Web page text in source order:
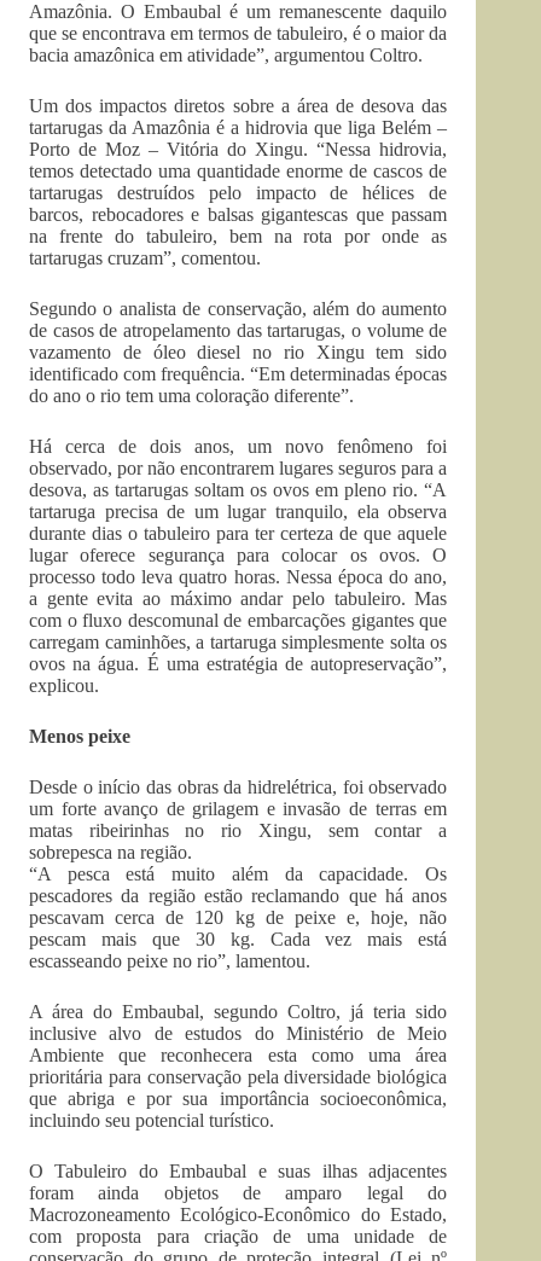
Amazônia. O Embaubal é um remanescente daquilo
que se encontrava em termos de tabuleiro, é o maior da
bacia amazônica em atividade”, argumentou Coltro.
Um dos impactos diretos sobre a área de desova das
tartarugas da Amazônia é a hidrovia que liga Belém –
Porto de Moz – Vitória do Xingu. “Nessa hidrovia,
temos detectado uma quantidade enorme de cascos de
tartarugas destruídos pelo impacto de hélices de
barcos, rebocadores e balsas gigantescas que passam
na frente do tabuleiro, bem na rota por onde as
tartarugas cruzam”, comentou.
Segundo o analista de conservação, além do aumento
de casos de atropelamento das tartarugas, o volume de
vazamento de óleo diesel no rio Xingu tem sido
identificado com frequência. “Em determinadas épocas
do ano o rio tem uma coloração diferente”.
Há cerca de dois anos, um novo fenômeno foi
observado, por não encontrarem lugares seguros para a
desova, as tartarugas soltam os ovos em pleno rio. “A
tartaruga precisa de um lugar tranquilo, ela observa
durante dias o tabuleiro para ter certeza de que aquele
lugar oferece segurança para colocar os ovos. O
processo todo leva quatro horas. Nessa época do ano,
a gente evita ao máximo andar pelo tabuleiro. Mas
com o fluxo descomunal de embarcações gigantes que
carregam caminhões, a tartaruga simplesmente solta os
ovos na água. É uma estratégia de autopreservação”,
explicou.
Menos peixe
Desde o início das obras da hidrelétrica, foi observado
um forte avanço de grilagem e invasão de terras em
matas ribeirinhas no rio Xingu, sem contar a
sobrepesca na região.
“A pesca está muito além da capacidade. Os
pescadores da região estão reclamando que há anos
pescavam cerca de 120 kg de peixe e, hoje, não
pescam mais que 30 kg. Cada vez mais está
escasseando peixe no rio”, lamentou.
A área do Embaubal, segundo Coltro, já teria sido
inclusive alvo de estudos do Ministério de Meio
Ambiente que reconhecera esta como uma área
prioritária para conservação pela diversidade biológica
que abriga e por sua importância socioeconômica,
incluindo seu potencial turístico.
O Tabuleiro do Embaubal e suas ilhas adjacentes
foram ainda objetos de amparo legal do
Macrozoneamento Ecológico-Econômico do Estado,
com proposta para criação de uma unidade de